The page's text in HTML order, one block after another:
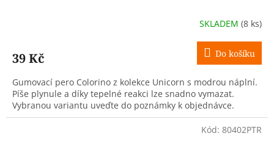
SKLADEM (8 ks)
39 Kč Do košíku
Gumovací pero Colorino z kolekce Unicorn s modrou náplní.
Píše plynule a díky tepelné reakci lze snadno vymazat.
Vybranou variantu uveďte do poznámky k objednávce.
Kód: 80402PTR